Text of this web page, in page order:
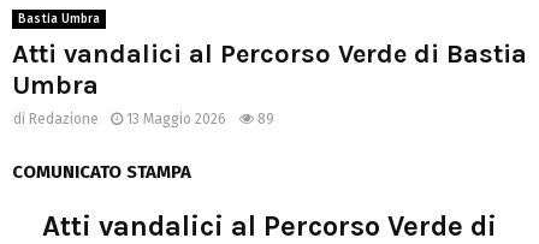
Bastia Umbra
Atti vandalici al Percorso Verde di Bastia
Umbra
di Redazione 13 Maggio 2026 89
COMUNICATO STAMPA
Atti vandalici al Percorso Verde di